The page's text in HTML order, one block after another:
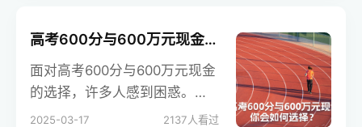
好地理解复读的影响。
高考600分与600万元现金：你会如何选择？
面对高考600分与600万元现金
的选择，许多人感到困惑。这
一抉择不仅涉及个人价值观，
2025-03-17 2137 人看过